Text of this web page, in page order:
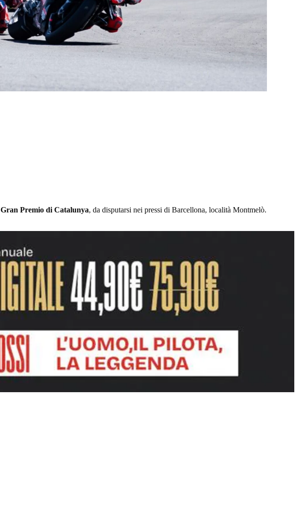
Gran Premio di Catalunya, da disputarsi nei pressi di Barcellona, località Montmelò.